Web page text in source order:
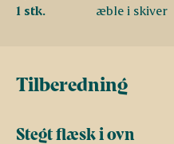
1 stk.
æble i skiver
Tilberedning
Stegt flæsk i ovn